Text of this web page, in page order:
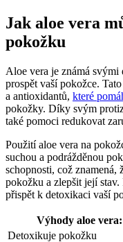
Jak aloe vera
pokožku
Aloe vera je známá
prospět vaší pokožce.
a antioxidantů, které
pokožky. Díky svým
také pomoci redukovat
Použití aloe vera na
suchou a podrážděnou
schopnosti, což znamená,
pokožku a zlepšit její
přispět k detoxikaci vaší
Výhody aloe vera:
Detoxikuje pokožku